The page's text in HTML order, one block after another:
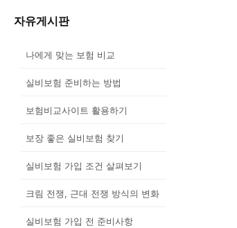
자유게시판
나에게 맞는 보험 비교
실비보험 준비하는 방법
보험비교사이트 활용하기
보장 좋은 실비보험 찾기
실비보험 가입 조건 살펴보기
크림 전쟁, 근대 전쟁 방식의 변화
실비보험 가입 전 준비사항